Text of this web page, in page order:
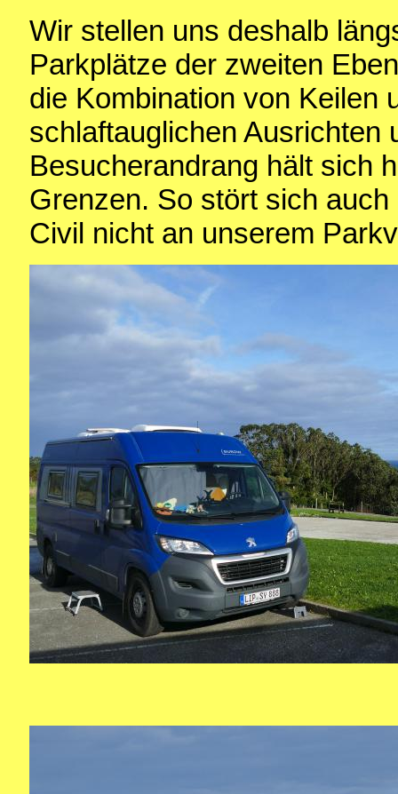
Wir stellen uns deshalb
Parkplätze der zweiten
die Kombination von Keilen
schlaftauglichen Ausrichten
Besucherandrang hält sich
Grenzen. So stört sich
Civil nicht an unserem